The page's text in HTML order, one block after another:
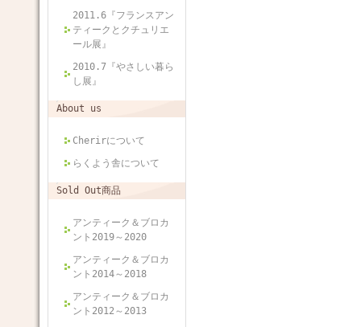
2011.6『フランスアン
ティークとクチュリエ
ール展』
2010.7『やさしい暮ら
し展』
About us
Cherirについて
らくよう舎について
Sold Out商品
アンティーク＆ブロカ
ント2019～2020
アンティーク＆ブロカ
ント2014～2018
アンティーク＆ブロカ
ント2012～2013